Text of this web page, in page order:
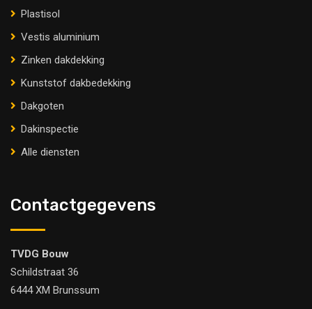
Plastisol
Vestis aluminium
Zinken dakdekking
Kunststof dakbedekking
Dakgoten
Dakinspectie
Alle diensten
Contactgegevens
TVDG Bouw
Schildstraat 36
6444 XM Brunssum